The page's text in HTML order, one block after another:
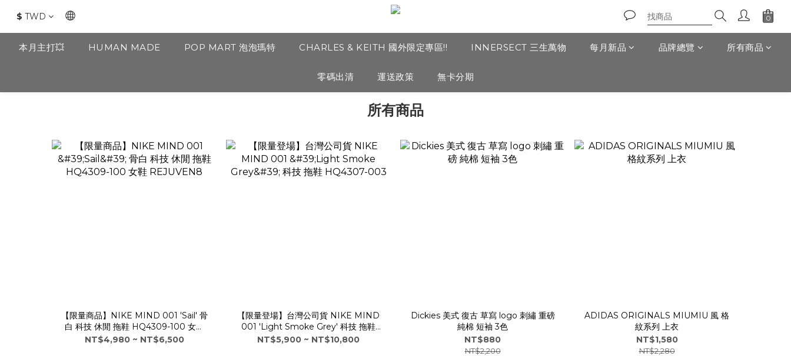
$ TWD
本月主打💥 HUMAN MADE POP MART 泡泡瑪特 CHARLES & KEITH 國外限定專區!! INNERSECT 三生萬物 每月新品 品牌總覽 所有商品
零碼出清 運送政策 無卡分期
所有商品
【限量商品】NIKE MIND 001 'Sail' 骨
白 科技 休閒 拖鞋 HQ4309-100 女鞋
REJUVEN8
NT$4,980 ~ NT$6,500
【限量登場】台灣公司貨 NIKE MIND
001 'Light Smoke Grey' 科技 拖鞋
HQ4307-003
NT$5,900 ~ NT$10,800
Dickies 美式 復古 草寫 logo 刺繡 重磅
純棉 短袖 3色
NT$880
NT$2,200
ADIDAS ORIGINALS MIUMIU 風 格
紋系列 上衣
NT$1,580
NT$2,280